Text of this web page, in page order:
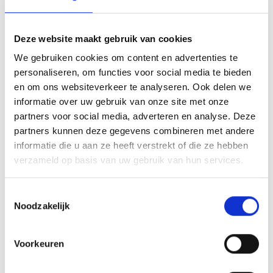
Deze website maakt gebruik van cookies
We gebruiken cookies om content en advertenties te
personaliseren, om functies voor social media te bieden
en om ons websiteverkeer te analyseren. Ook delen we
informatie over uw gebruik van onze site met onze
partners voor social media, adverteren en analyse. Deze
partners kunnen deze gegevens combineren met andere
informatie die u aan ze heeft verstrekt of die ze hebben
verzameld op basis van uw gebruik van hun services.
Noodzakelijk
Voorkeuren
Bekijk planning
Trainingsdagen
15 september
17:00
13 oktober
9:00
17 november
9:00
17:00
18 november
9:00
9:00
17:00
30 maart
Zet mij op de wachtlijst
14 april 2027